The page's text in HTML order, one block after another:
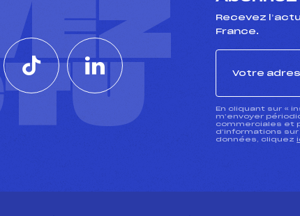
Recevez
France.
En cliquant sur «
m’envoyer
commerciales et
d’informations
données, cliquez